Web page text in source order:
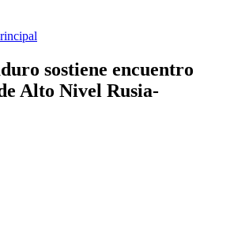
sostiene encuentro
Alto Nivel Rusia-